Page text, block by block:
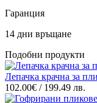
Гаранция
14 дни връщане
Подобни продукти
Лепачка крачна за
102.00€ / 199.49 лв.